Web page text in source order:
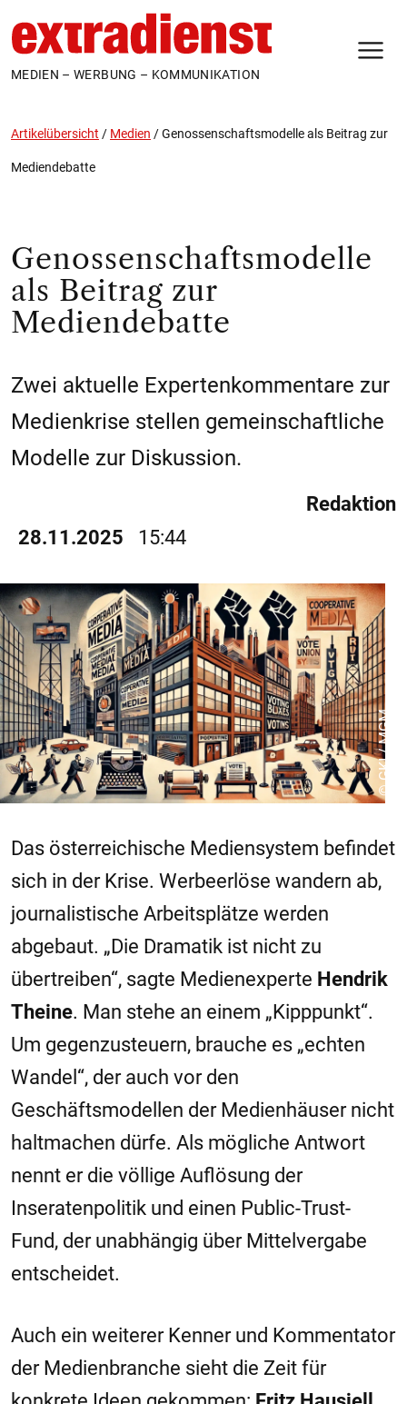
MEDIEN – WERBUNG – KOMMUNIKATION
Artikelübersicht / Medien /Genossenschaftsmodelle als Beitrag zur
Mediendebatte
Genossenschaftsmodelle
als Beitrag zur
Mediendebatte
Zwei aktuelle Expertenkommentare zur
Medienkrise stellen gemeinschaftliche
Modelle zur Diskussion.
28.11.2025 15:44
Redaktion
© GKI / MGM
Das österreichische Mediensystem befindet
sich in der Krise. Werbeerlöse wandern ab,
journalistische Arbeitsplätze werden
abgebaut. „Die Dramatik ist nicht zu
übertreiben“, sagte Medienexperte Hendrik
Theine. Man stehe an einem „Kipppunkt“.
Um gegenzusteuern, brauche es „echten
Wandel“, der auch vor den
Geschäftsmodellen der Medienhäuser nicht
haltmachen dürfe. Als mögliche Antwort
nennt er die völlige Auflösung der
Inseratenpolitik und einen Public-Trust-
Fund, der unabhängig über Mittelvergabe
entscheidet.
Auch ein weiterer Kenner und Kommentator
der Medienbranche sieht die Zeit für